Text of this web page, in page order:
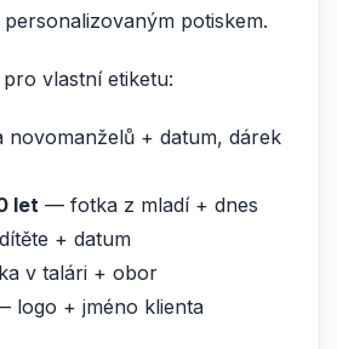
potiskem.
vlastní etiketu:
+ datum, dárek
let — fotka z mladí + dnes
+ datum
v talári + obor
logo + jméno klienta